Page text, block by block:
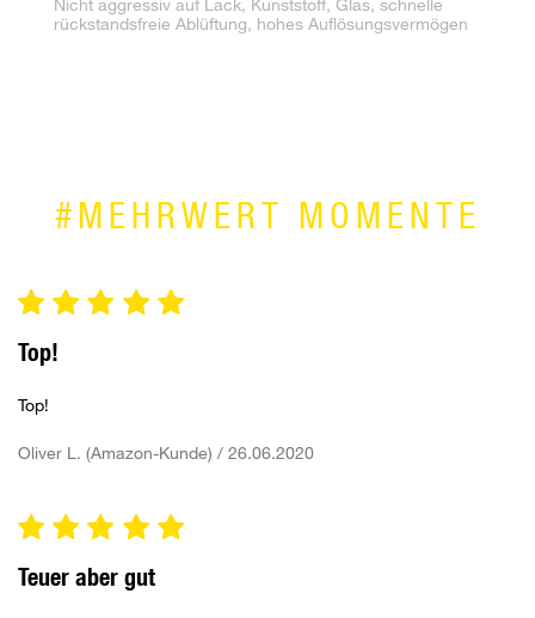
Nicht aggressiv auf Lack, Kunststoff, Glas, schnelle
rückstandsfreie Ablüftung, hohes Auflösungsvermögen
#MEHRWERT MOMENTE
Top!
Top!
Oliver L. (Amazon-Kunde) / 26.06.2020
Teuer aber gut